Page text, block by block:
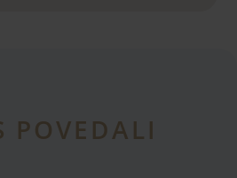
POVEDALI